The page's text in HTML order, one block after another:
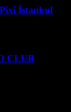
İstanbul
CLUB